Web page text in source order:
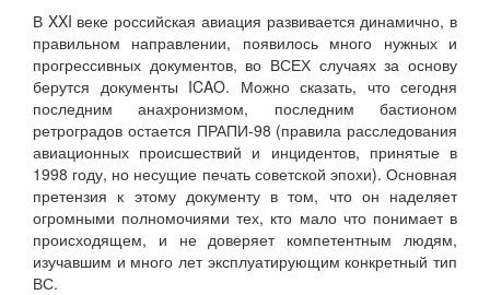
В XXI веке российская авиация развивается динамично, в
правильном направлении, появилось много нужных и
прогрессивных документов, во ВСЕХ случаях за основу
берутся документы ICAO. Можно сказать, что сегодня
последним анахронизмом, последним бастионом
ретроградов остается ПРАПИ-98 (правила расследования
авиационных происшествий и инцидентов, принятые в
1998 году, но несущие печать советской эпохи). Основная
претензия к этому документу в том, что он наделяет
огромными полномочиями тех, кто мало что понимает в
происходящем, и не доверяет компетентным людям,
изучавшим и много лет эксплуатирующим конкретный тип
ВС.